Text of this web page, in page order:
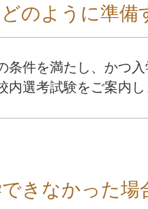
のように準備
条件を満たし、かつ
選考試験をご案内し
きなかった場